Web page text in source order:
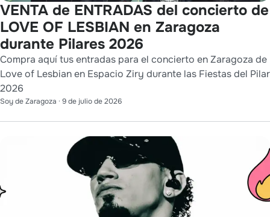
VENTA de ENTRADAS del concierto de
LOVE OF LESBIAN en Zaragoza
durante Pilares 2026
Compra aquí tus entradas para el concierto en Zaragoza de
Love of Lesbian en Espacio Ziry durante las Fiestas del Pilar
2026
Soy de Zaragoza · 9 de julio de 2026